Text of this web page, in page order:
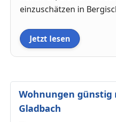
einzuschätzen in
Jetzt lesen
Wohnungen günstig
Gladbach